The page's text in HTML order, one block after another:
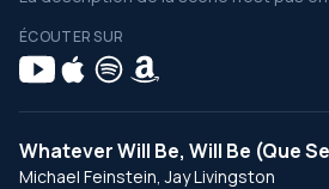
ÉCOUTER SUR
Whatever Will Be, Will Be (Que
Michael Feinstein, Jay Livingston